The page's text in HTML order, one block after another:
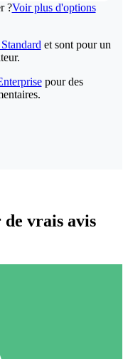
?Voir plus d'options
et sont pour un
pour des
vrais avis